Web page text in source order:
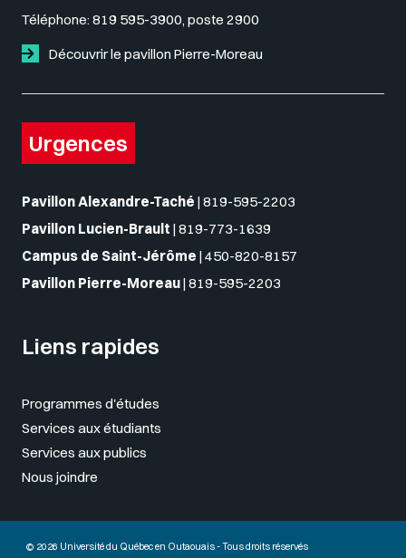
Téléphone: 819 595-3900, poste 2900
Découvrir le pavillon Pierre-Moreau
Urgences
Pavillon Alexandre-Taché | 819-595-2203
Pavillon Lucien-Brault | 819-773-1639
Campus de Saint-Jérôme | 450-820-8157
Pavillon Pierre-Moreau| 819-595-2203
Liens rapides
Programmes d'études
Services aux étudiants
Services aux publics
Nous joindre
© 2026 Université du Québec en Outaouais - Tous droits réservés